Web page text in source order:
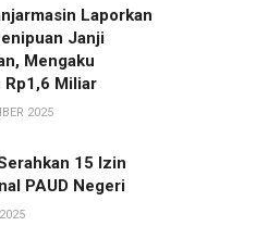
Laporkan
Janji
Mengaku
Rp1,6 Miliar
2025
15 Izin
PAUD Negeri